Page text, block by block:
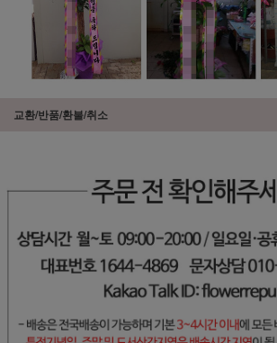
교환/반품/환불/취소